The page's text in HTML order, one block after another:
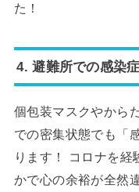
た！
4. 避難所での感染
個包装マスクやから
での密集状態でも「
ります！ コロナを経
かで心の余裕が全然